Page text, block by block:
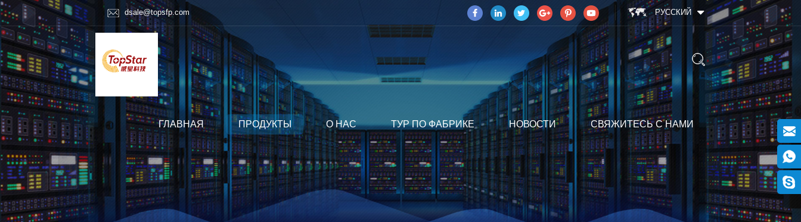
dsale@topsfp.com РУССКИЙ
ГЛАВНАЯ ПРОДУКТЫ О НАС ТУР ПО ФАБРИКЕ НОВОСТИ СВЯЖИТЕСЬ С НАМИ